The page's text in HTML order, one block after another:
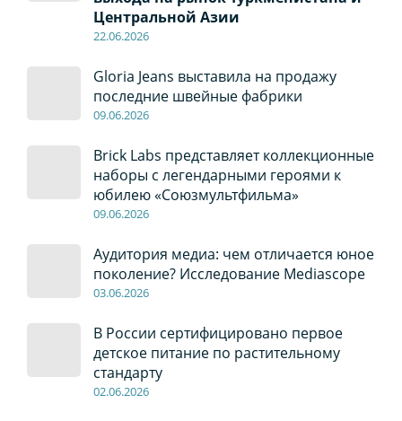
Центральной Азии
22.06.2026
Gloria Jeans выставила на продажу
последние швейные фабрики
09.06.2026
Brick Labs представляет коллекционные
наборы с легендарными героями к
юбилею «Союзмультфильма»
09.06.2026
Аудитория медиа: чем отличается юное
поколение? Исследование Mediascope
03.06.2026
В России сертифицировано первое
детское питание по растительному
стандарту
02.06.2026